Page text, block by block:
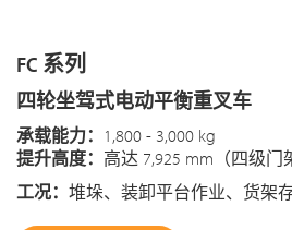
FC 系列
四轮坐驾式电动平衡重叉车
承载能力： 1,800 - 3,000 kg
提升高度： 高达 7,925 mm（四级门
工况： 堆垛、装卸平台作业、货架